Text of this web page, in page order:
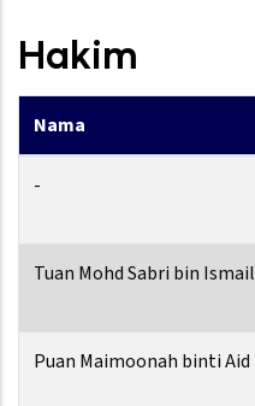
Hakim
Nama
-
Tuan Mohd Sabri bin Ismail
Puan Maimoonah binti Aid